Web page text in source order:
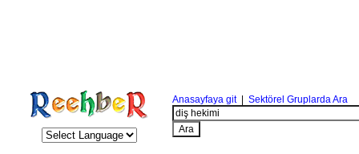
Anasayfaya git| Sektörel Gruplarda Ara